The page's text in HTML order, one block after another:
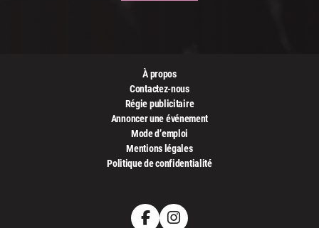
À propos
Contactez-nous
Régie publicitaire
Annoncer une événement
Mode d’emploi
Mentions légales
Politique de confidentialité